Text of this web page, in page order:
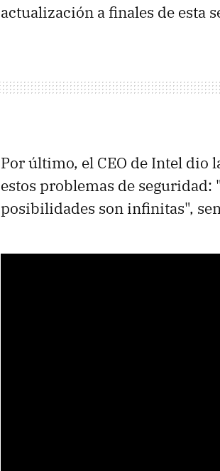
actualización a finales de esta
Por último, el CEO de Intel dio
estos problemas de
posibilidades son infinitas",